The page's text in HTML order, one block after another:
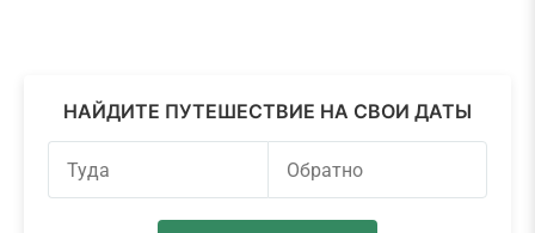
НАЙДИТЕ ПУТЕШЕСТВИЕ НА СВОИ ДАТЫ